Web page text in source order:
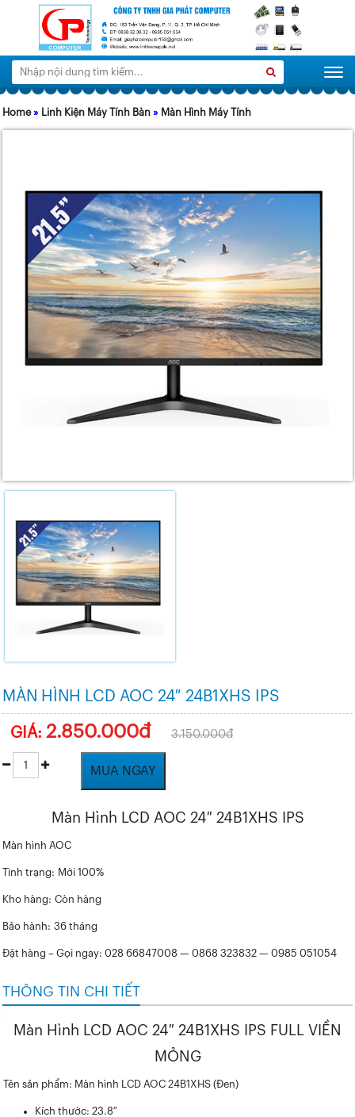
Tìm
kiếm:
Home» Linh Kiện Máy Tính Bàn » Màn Hình Máy Tính
MÀN HÌNH LCD AOC 24″ 24B1XHS IPS
GIÁ: 2.850.000đ 3.150.000đ
MUA NGAY
Màn Hình LCD AOC 24″ 24B1XHS IPS
Màn hình AOC
Tình trạng: Mới 100%
Kho hàng: Còn hàng
Bảo hành: 36 tháng
Đặt hàng – Gọi ngay: 028 66847008 — 0868 323832 — 0985 051054
THÔNG TIN CHI TIẾT
Màn Hình LCD AOC 24″ 24B1XHS IPS FULL VIỀN
MỎNG
Tên sản phẩm: Màn hình LCD AOC 24B1XHS (Đen)
Kích thước: 23.8″